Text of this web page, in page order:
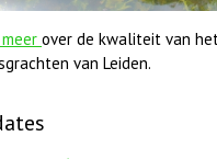
over de kwaliteit van
van Leiden.